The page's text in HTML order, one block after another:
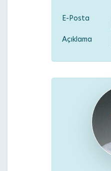
E-Posta
Açıklama